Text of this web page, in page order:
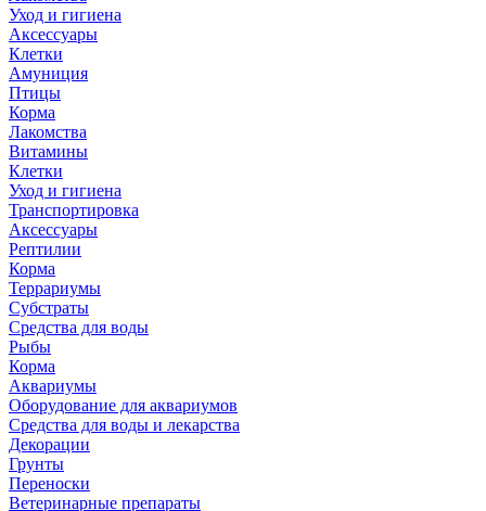
Уход и гигиена
Аксессуары
Клетки
Амуниция
Птицы
Корма
Лакомства
Витамины
Клетки
Уход и гигиена
Транспортировка
Аксессуары
Рептилии
Корма
Террариумы
Субстраты
Средства для воды
Рыбы
Корма
Аквариумы
Оборудование для аквариумов
Средства для воды и лекарства
Декорации
Грунты
Переноски
Ветеринарные препараты